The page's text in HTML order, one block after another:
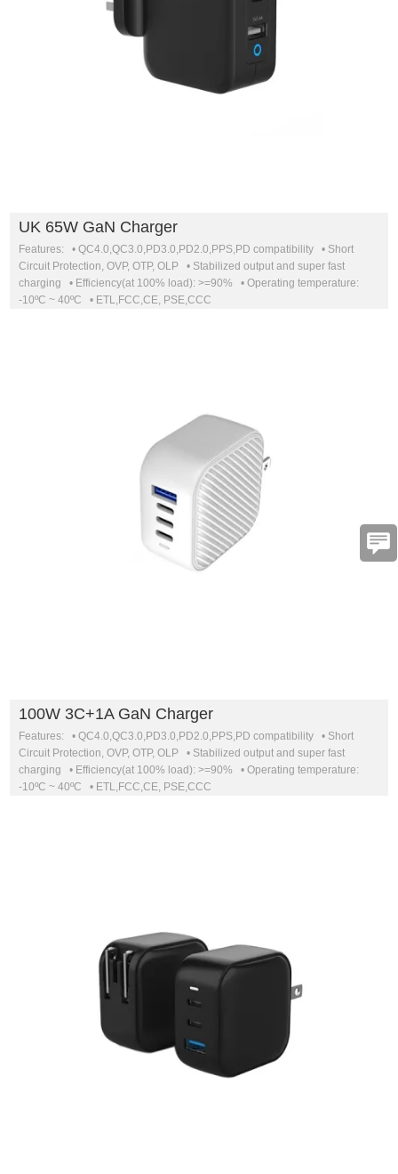
UK 65W GaN Charger
Features: • QC4.0,QC3.0,PD3.0,PD2.0,PPS,PD compatibility • Short
Circuit Protection, OVP, OTP, OLP • Stabilized output and super fast
charging • Efficiency(at 100% load): >=90% • Operating temperature:
-10ºC ~ 40ºC • ETL,FCC,CE, PSE,CCC
100W 3C+1A GaN Charger
Features: • QC4.0,QC3.0,PD3.0,PD2.0,PPS,PD compatibility • Short
Circuit Protection, OVP, OTP, OLP • Stabilized output and super fast
charging • Efficiency(at 100% load): >=90% • Operating temperature:
-10ºC ~ 40ºC • ETL,FCC,CE, PSE,CCC